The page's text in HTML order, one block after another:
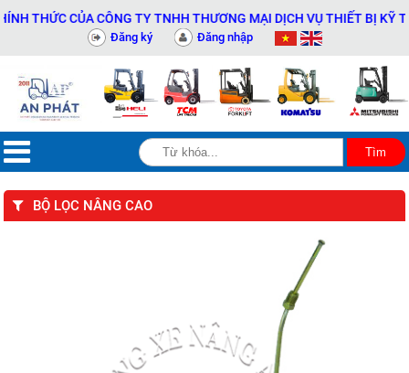
THỨC CỦA CÔNG TY TNHH THƯƠNG MẠI DỊCH VỤ THIẾT BỊ KỸ
Đăng ký Đăng nhập
BỘ LỌC NÂNG CAO